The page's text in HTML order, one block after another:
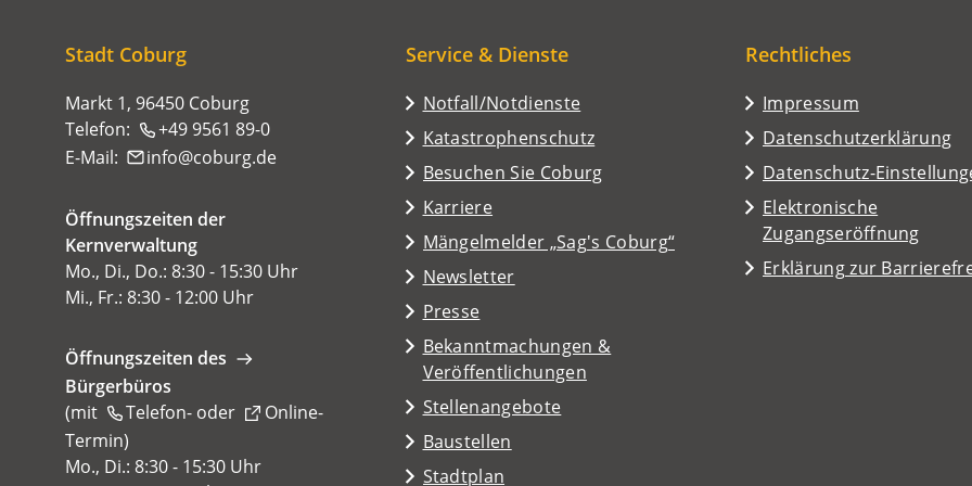
hier:
Stadt Coburg
Markt 1, 96450 Coburg
Telefon:
+49 9561 89-0
E-Mail:
info coburg de
Öffnungszeiten der
Kernverwaltung
Mo., Di., Do.: 8:30 - 15:30 Uhr
Mi., Fr.: 8:30 - 12:00 Uhr
Öffnungszeiten des
Bürgerbüros
(mit
Telefon- oder
Online-
Termin
(Öffnet
in
)
Mo., Di.: 8:30 - 15:30 Uhr
Service & Dienste
Notfall/Notdienste
Katastrophenschutz
Besuchen Sie Coburg
(Öffnet
in
neuen
Tab)
Karriere
Mängelmelder „Sag's Coburg“
(Öffnet
in
neuen
Tab)
Newsletter
Presse
Bekanntmachungen &
Veröffentlichungen
Stellenangebote
Baustellen
Stadtplan
(Öffnet
Rechtliches
Impressum
Datenschutzerklärung
Datenschutz-
Elektronische
Zugangseröffnung
Erklärung zur